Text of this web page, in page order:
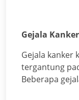
Gejala
Gejala kanker
tergantung
Beberapa